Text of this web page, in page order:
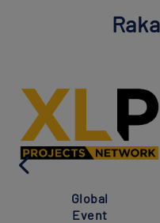
Global
Event